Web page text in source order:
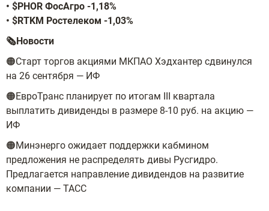
• $PHOR ФосАгро -1,18%
• $RTKM Ростелеком -1,03%
🗞Новости
🟠Старт торгов акциями МКПАО Хэдхантер сдвинулся
на 26 сентября — ИФ
🟠ЕвроТранс планирует по итогам III квартала
выплатить дивиденды в размере 8-10 руб. на акцию —
ИФ
🟠Минэнерго ожидает поддержки кабмином
предложения не распределять дивы Русгидро.
Предлагается направление дивидендов на развитие
компании — ТАСС